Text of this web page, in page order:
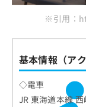
※引用：
基本情報（ア
◇電車
JR 東海道本線